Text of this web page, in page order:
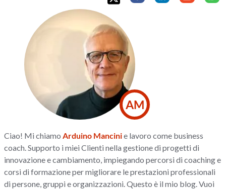
AM
Ciao! Mi chiamo Arduino Mancinie lavoro come business
coach. Supporto i miei Clienti nella gestione di progetti di
innovazione e cambiamento, impiegando percorsi di coaching e
corsi di formazione per migliorare le prestazioni professionali
di persone, gruppi e organizzazioni. Questo è il mio blog. Vuoi